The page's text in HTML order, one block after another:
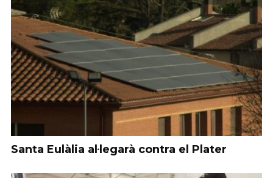
Santa Eulàlia al·legarà contra el Plater